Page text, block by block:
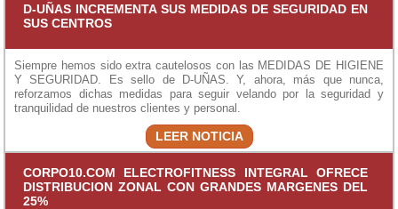
D-UÑAS INCREMENTA SUS MEDIDAS DE SEGURIDAD EN
SUS CENTROS
Siempre hemos sido extra cautelosos con las MEDIDAS DE HIGIENE
Y SEGURIDAD. Es sello de D-UÑAS. Y, ahora, más que nunca,
reforzamos dichas medidas para seguir velando por la seguridad y
tranquilidad de nuestros clientes y personal.
LEER NOTICIA
CORPO10.COM ELECTROFITNESS INTEGRAL OFRECE
DISTRIBUCION ZONAL CON GRANDES MARGENES DEL
25%